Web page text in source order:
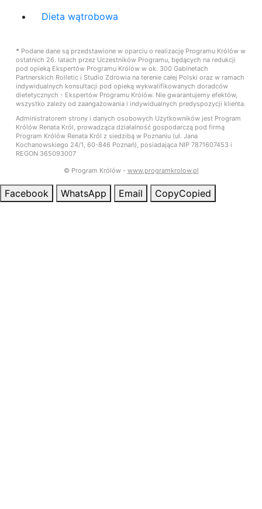
Dieta wątrobowa
* Podane dane są przedstawione w oparciu o realizację Programu Królów w
ostatnich 26. latach przez Uczestników Programu, będących na redukcji
pod opieką Ekspertów Programu Królów w ok. 300 Gabinetach
Partnerskich Rolletic i Studio Zdrowia na terenie całej Polski oraz w ramach
indywidualnych konsultacji pod opieką wykwalifikowanych doradców
dietetycznych - Ekspertów Programu Królów. Nie gwarantujemy efektów,
wszystko zależy od zaangażowania i indywidualnych predyspozycji klienta.
Administratorem strony i danych osobowych Użytkowników jest Program
Królów Renata Król, prowadząca działalność gospodarczą pod firmą
Program Królów Renata Król z siedzibą w Poznaniu (ul. Jana
Kochanowskiego 24/1, 60-846 Poznań), posiadająca NIP 7871607453 i
REGON 365093007
© Program Królów - www.programkrolow.pl
Facebook WhatsApp Email CopyCopied